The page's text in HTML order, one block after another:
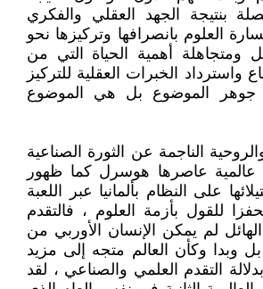
بنتيجة الجهد العقلي والفكري
العلوم بانصرافها وتركيزها نحو
ومتجاهلة أهمية الحياة التي من
واسترداد الخبرات العقلية للتركيز
جوهر الموضوع بل هي الموضوع
والروحية الناجمة عن الثورة الصناعية
عاصرها هوسرل كما ظهور
على النظام بألمانيا عبر اللعبة
للقول بأزمة العلوم ، فالتقدم
لم يمكن الإنسان الأوربي من
وبدا وكأن العالم متجه إلى مزيد
التقدم العلمي والصناعي ، لقد